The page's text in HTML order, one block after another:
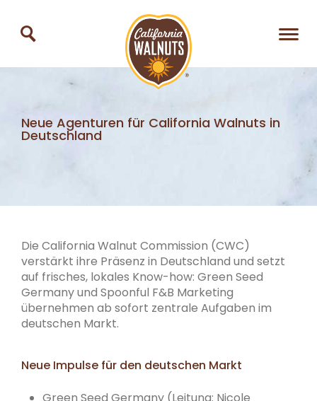
Neue Agenturen für California Walnuts in
Deutschland
Die California Walnut Commission (CWC)
verstärkt ihre Präsenz in Deutschland und setzt
auf frisches, lokales Know-how: Green Seed
Germany und Spoonful F&B Marketing
übernehmen ab sofort zentrale Aufgaben im
deutschen Markt.
Neue Impulse für den deutschen Markt